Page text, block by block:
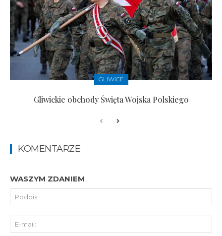
GLIWICE
Gliwickie obchody Święta Wojska Polskiego
KOMENTARZE
WASZYM ZDANIEM